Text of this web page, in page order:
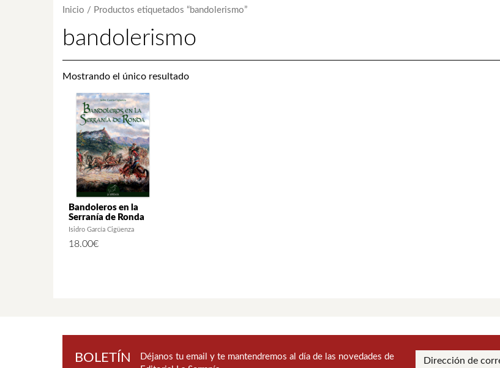
Inicio / Productos etiquetados “bandolerismo”
bandolerismo
Mostrando el único resultado
Bandoleros en la
Serranía de Ronda
Isidro García Cigüenza
18.00€
BOLETÍN
Déjanos tu email y te mantendremos al día de las novedades de